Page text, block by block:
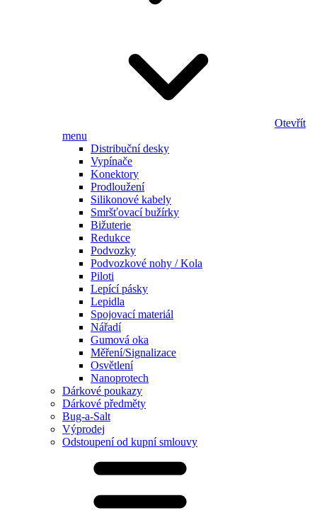
Otevřít
menu
Distribuční desky
Vypínače
Konektory
Prodloužení
Silikonové kabely
Smršťovací bužírky
Bižuterie
Redukce
Podvozky
Podvozkové nohy / Kola
Piloti
Lepící pásky
Lepidla
Spojovací materiál
Nářadí
Gumová oka
Měření/Signalizace
Osvětlení
Nanoprotech
Dárkové poukazy
Dárkové předměty
Bug-a-Salt
Výprodej
Odstoupení od kupní smlouvy